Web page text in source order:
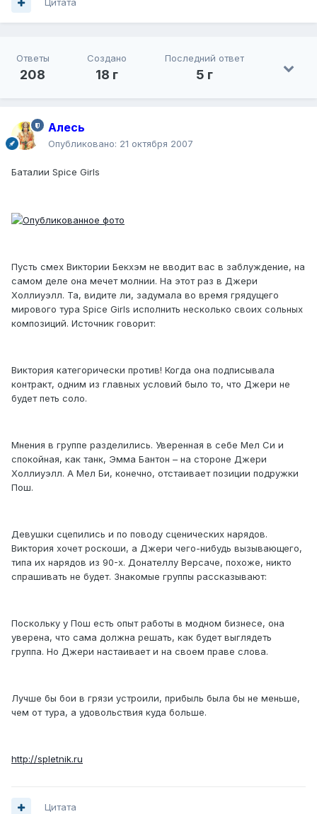
Цитата
Ответы
208
Создано
18 г
Последний ответ
5 г
Алесь
Опубликовано: 21 октября 2007
Баталии Spice Girls
Пусть смех Виктории Бекхэм не вводит вас в заблуждение, на
самом деле она мечет молнии. На этот раз в Джери
Холлиуэлл. Та, видите ли, задумала во время грядущего
мирового тура Spice Girls исполнить несколько своих сольных
композиций. Источник говорит:
Виктория категорически против! Когда она подписывала
контракт, одним из главных условий было то, что Джери не
будет петь соло.
Мнения в группе разделились. Уверенная в себе Мел Си и
спокойная, как танк, Эмма Бантон – на стороне Джери
Холлиуэлл. А Мел Би, конечно, отстаивает позиции подружки
Пош.
Девушки сцепились и по поводу сценических нарядов.
Виктория хочет роскоши, а Джери чего-нибудь вызывающего,
типа их нарядов из 90-х. Донателлу Версаче, похоже, никто
спрашивать не будет. Знакомые группы рассказывают:
Поскольку у Пош есть опыт работы в модном бизнесе, она
уверена, что сама должна решать, как будет выглядеть
группа. Но Джери настаивает и на своем праве слова.
Лучше бы бои в грязи устроили, прибыль была бы не меньше,
чем от тура, а удовольствия куда больше.
http://spletnik.ru
Цитата